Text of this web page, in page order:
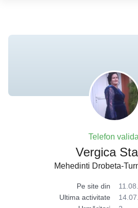
Telefon
Vergica
Mehedinti Drobeta-
Pe site din
Ultima activitate